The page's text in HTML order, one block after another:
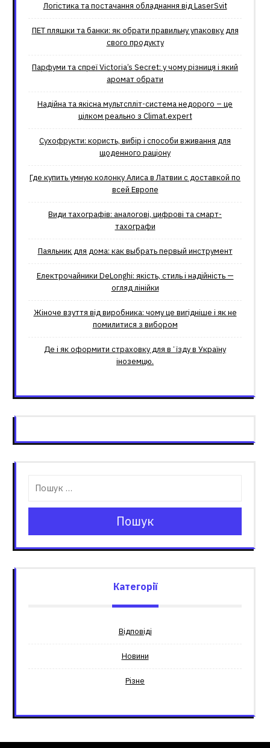
Логістика та постачання обладнання від LaserSvit
ПЕТ пляшки та банки: як обрати правильну упаковку для
свого продукту
Парфуми та спреї Victoria’s Secret: у чому різниця і який
аромат обрати
Надійна та якісна мультспліт-система недорого – це
цілком реально з Climat.еxpert
Сухофрукти: користь, вибір і способи вживання для
щоденного раціону
Где купить умную колонку Алиса в Латвии с доставкой по
всей Европе
Види тахографів: аналогові, цифрові та смарт-
тахографи
Паяльник для дома: как выбрать первый инструмент
Електрочайники DeLonghi: якість, стиль і надійність —
огляд лінійки
Жіноче взуття від виробника: чому це вигідніше і як не
помилитися з вибором
Де і як оформити страховку для вʼїзду в Україну
іноземцю.
Пошук
Категорії
Відповіді
Новини
Різне